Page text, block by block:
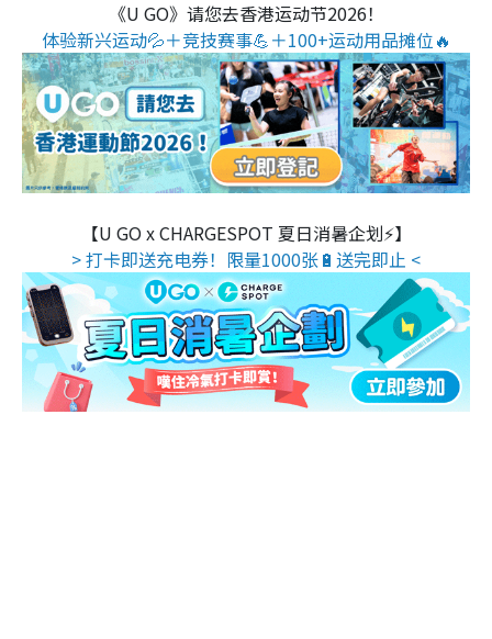
《U GO》请您去香港运动节2026！
体验新兴运动💦＋竞技赛事💪＋100+运动用品摊位🔥
【U GO x CHARGESPOT 夏日消暑企划⚡】
> 打卡即送充电券！限量1000张🔋送完即止 <